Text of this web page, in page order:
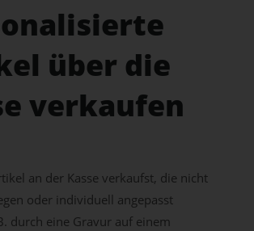
über die
verkaufen
an der Kasse verkaufst, die nicht
oder individuell angepasst
durch eine Gravur auf einem